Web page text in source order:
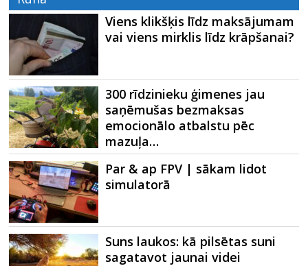
Viens klikšķis līdz maksājumam
vai viens mirklis līdz krāpšanai?
300 rīdzinieku ģimenes jau
saņēmušas bezmaksas
emocionālo atbalstu pēc
mazuļa…
Par & ap FPV | sākam lidot
simulatorā
Suns laukos: kā pilsētas suni
sagatavot jaunai videi